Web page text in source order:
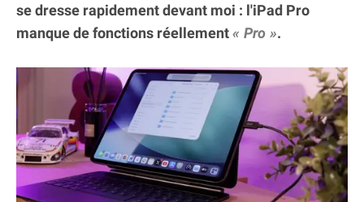
se dresse rapidement devant moi : l'iPad Pro
manque de fonctions réellement
Pro .